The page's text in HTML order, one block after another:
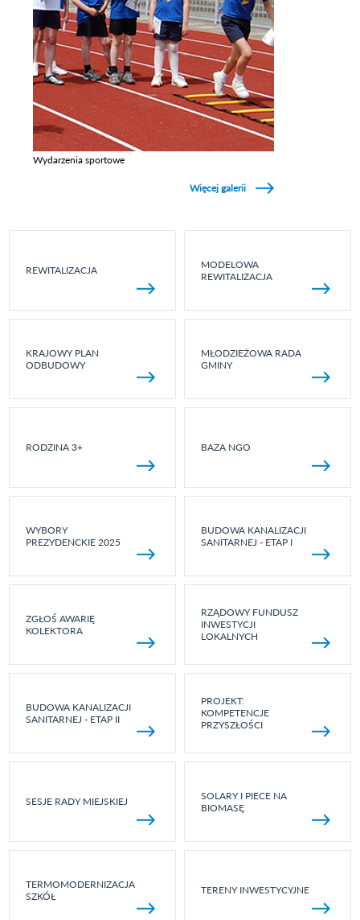
Wydarzenia sportowe
Więcej galerii
REWITALIZACJA
MODELOWA
REWITALIZACJA
KRAJOWY PLAN
ODBUDOWY
MŁODZIEŻOWA RADA
GMINY
RODZINA 3+ BAZA NGO
WYBORY
PREZYDENCKIE 2025
BUDOWA KANALIZACJI
SANITARNEJ - ETAP I
ZGŁOŚ AWARIĘ
KOLEKTORA
RZĄDOWY FUNDUSZ
INWESTYCJI
LOKALNYCH
BUDOWA KANALIZACJI
SANITARNEJ - ETAP II
PROJEKT:
KOMPETENCJE
PRZYSZŁOŚCI
SESJE RADY MIEJSKIEJ
SOLARY I PIECE NA
BIOMASĘ
TERMOMODERNIZACJA
SZKÓŁ
TERENY INWESTYCYJNE